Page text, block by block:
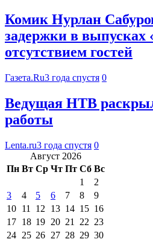
Комик Нурлан
задержки в выпусках
отсутствием гостей
Газета.Ru3 года спустя 0
Ведущая НТВ
работы
Lenta.ru3 года спустя 0
Август 2026
Пн Вт Ср Чт Пт Сб Вс
1
2
3
4 5 6 7 8
9
10 11 12 13 14 15 16
17 18 19 20 21 22 23
24 25 26 27 28 29 30